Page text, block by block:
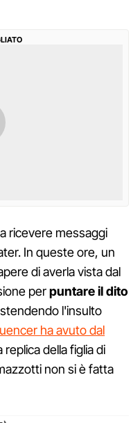
ricevere messaggi
In queste ore, un
di averla vista dal
perpuntare il dito
l'insulto
ha avuto dal
replica della figlia di
non si è fatta